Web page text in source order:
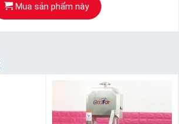
Mua sản phẩm này